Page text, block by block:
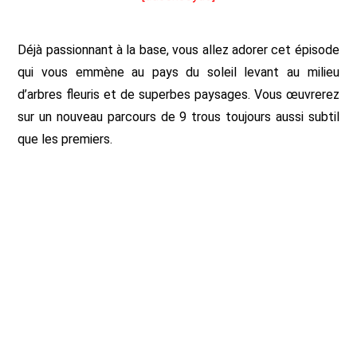
Déjà passionnant à la base, vous allez adorer cet épisode
qui vous emmène au pays du soleil levant au milieu
d’arbres fleuris et de superbes paysages. Vous œuvrerez
sur un nouveau parcours de 9 trous toujours aussi subtil
que les premiers.